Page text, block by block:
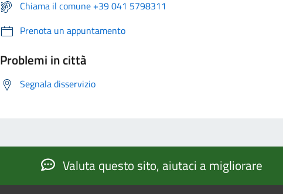
Chiama il comune +39 041 5798311
Prenota un appuntamento
Problemi in città
Segnala disservizio
Valuta questo sito, aiutaci a migliorare